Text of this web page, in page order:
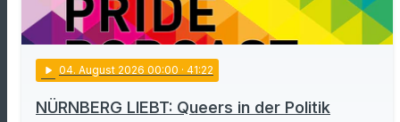
play_arrow 04. August 2026 00:00 · 41:22
NÜRNBERG LIEBT: Queers in der Politik